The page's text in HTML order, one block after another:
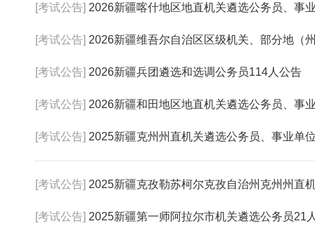
[考试公告] 2026新疆喀什地区地直机关遴选公务员、事
[考试公告] 2026新疆维吾尔自治区区级机关、部分地（州、市
[考试公告] 2026新疆兵团遴选和选调公务员114人公告
[考试公告] 2026新疆和田地区地直机关遴选公务员、事
[考试公告] 2025新疆克州州直机关遴选公务员、事业单
[考试公告] 2025新疆克孜勒苏柯尔克孜自治州克州州直机关遴
[考试公告] 2025新疆第一师阿拉尔市机关遴选公务员21